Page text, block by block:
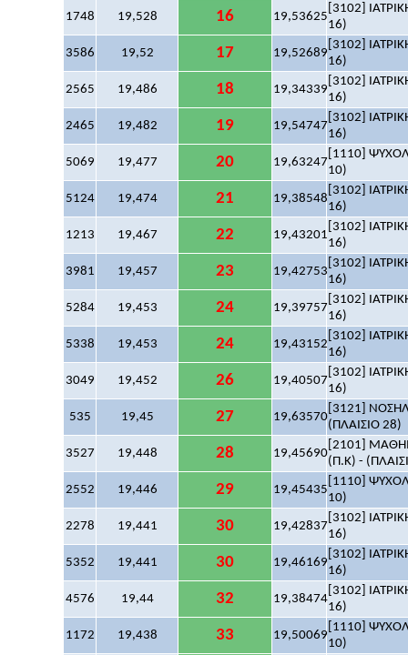
1748 19,528 16 19,53625
[3102]
16)
3586 19,52 17 19,52689
[3102]
16)
2565 19,486 18 19,34339
[3102]
16)
2465 19,482 19 19,54747
[3102]
16)
5069 19,477 20 19,63247
[1110]
10)
5124 19,474 21 19,38548
[3102]
16)
1213 19,467 22 19,43201
[3102]
16)
3981 19,457 23 19,42753
[3102]
16)
5284 19,453 24 19,39757
[3102]
16)
5338 19,453 24 19,43152
[3102]
16)
3049 19,452 26 19,40507
[3102]
16)
535 19,45 27 19,63570
[3121]
(ΠΛΑΙΣΙΟ 28)
3527 19,448 28 19,45690
[2101]
(Π.Κ) -
2552 19,446 29 19,45435
[1110]
10)
2278 19,441 30 19,42837
[3102]
16)
5352 19,441 30 19,46169
[3102]
16)
4576 19,44 32 19,38474
[3102]
16)
1172 19,438 33 19,50069
[1110]
10)